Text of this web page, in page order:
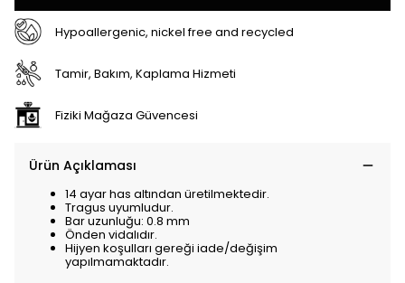
Hypoallergenic, nickel free and recycled
Tamir, Bakım, Kaplama Hizmeti
Fiziki Mağaza Güvencesi
Ürün Açıklaması
14 ayar has altından üretilmektedir.
Tragus uyumludur.
Bar uzunluğu: 0.8 mm
Önden vidalıdır.
Hijyen koşulları gereği iade/değişim
yapılmamaktadır.